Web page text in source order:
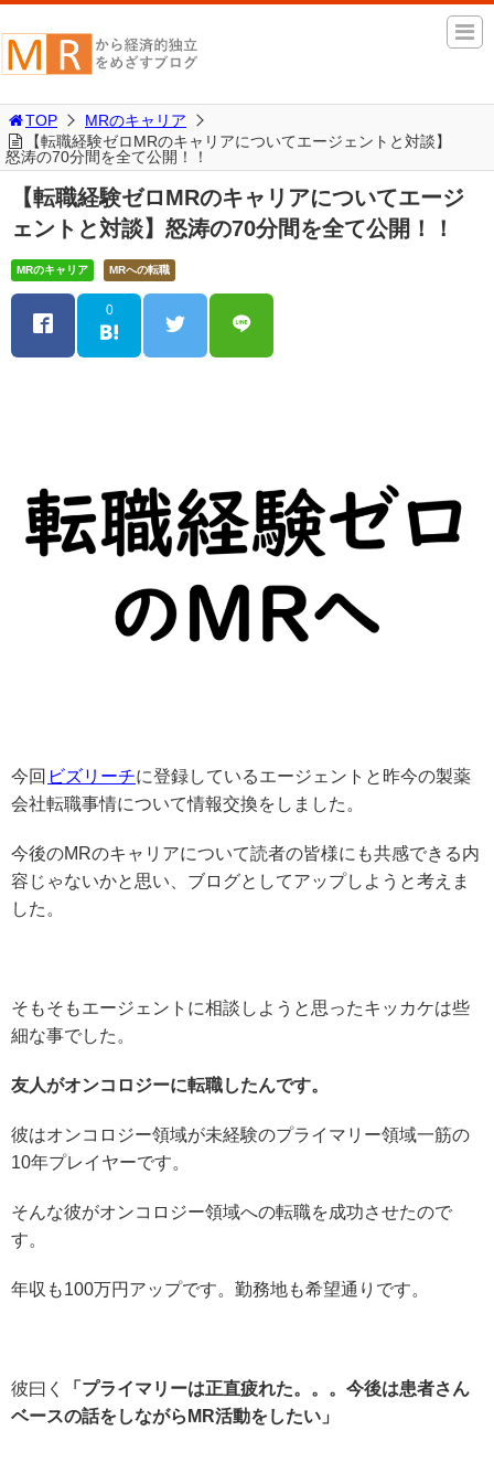
TOP
MRのキャリア
【転職経験ゼロMRのキャリアについてエージェントと対談】
怒涛の70分間を全て公開！！
【転職経験ゼロMRのキャリアについてエージ
ェントと対談】怒涛の70分間を全て公開！！
MRのキャリア MRへの転職
0
今回 ビズリーチに登録しているエージェントと昨今の製薬
会社転職事情について情報交換をしました。
今後のMRのキャリアについて読者の皆様にも共感できる内
容じゃないかと思い、ブログとしてアップしようと考えま
した。
そもそもエージェントに相談しようと思ったキッカケは些
細な事でした。
友人がオンコロジーに転職したんです。
彼はオンコロジー領域が未経験のプライマリー領域一筋の
10年プレイヤーです。
そんな彼がオンコロジー領域への転職を成功させたので
す。
年収も100万円アップです。勤務地も希望通りです。
彼曰く
「プライマリーは正直疲れた。。。今後は患者さん
ベースの話をしながらMR活動をしたい」